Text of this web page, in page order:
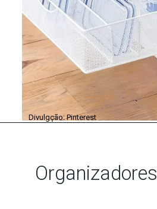
Divulgção: Pinterest
Organizadores